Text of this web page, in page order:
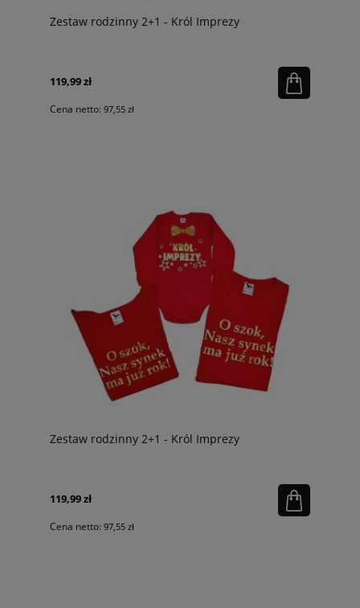
Zestaw rodzinny 2+1 - Król Imprezy
119,99 zł
Cena netto: 97,55 zł
Zestaw rodzinny 2+1 - Król Imprezy
119,99 zł
Cena netto: 97,55 zł